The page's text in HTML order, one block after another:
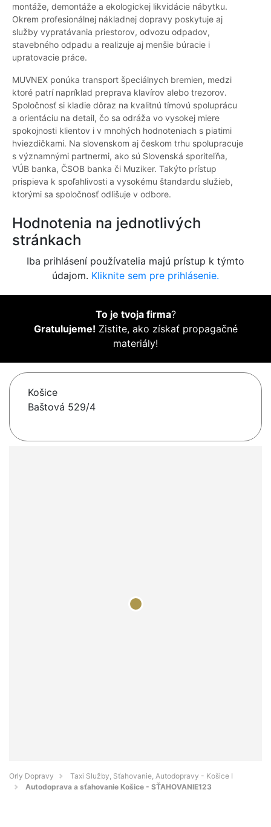
montáže, demontáže a ekologickej likvidácie nábytku.
Okrem profesionálnej nákladnej dopravy poskytuje aj
služby vypratávania priestorov, odvozu odpadov,
stavebného odpadu a realizuje aj menšie búracie i
upratovacie práce.
MUVNEX ponúka transport špeciálnych bremien, medzi
ktoré patrí napríklad preprava klavírov alebo trezorov.
Spoločnosť si kladie dôraz na kvalitnú tímovú spoluprácu
a orientáciu na detail, čo sa odráža vo vysokej miere
spokojnosti klientov i v mnohých hodnoteniach s piatimi
hviezdičkami. Na slovenskom aj českom trhu spolupracuje
s významnými partnermi, ako sú Slovenská sporiteľňa,
VÚB banka, ČSOB banka či Muziker. Takýto prístup
prispieva k spoľahlivosti a vysokému štandardu služieb,
ktorými sa spoločnosť odlišuje v odbore.
Hodnotenia na jednotlivých
stránkach
Iba prihlásení používatelia majú prístup k týmto
údajom. Kliknite sem pre prihlásenie.
To je tvoja firma?
Gratulujeme! Zistite, ako získať propagačné
materiály!
Košice
Baštová 529/4
Orly Dopravy
Taxi Služby, Sťahovanie, Autodopravy - Košice I
Autodoprava a sťahovanie Košice - SŤAHOVANIE123